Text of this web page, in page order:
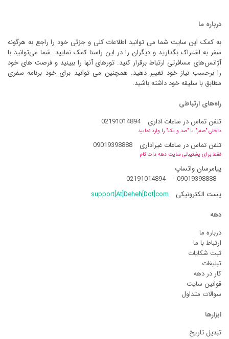
درباره ما
به کمک این سایت شما می توانید اطلاعات کلی و جزئی خود را راجع به هرگونه
سفر به اشتراک بگذارید و دیگران را در این راستا کمک نمایید. شما می‌توانید با
آژانس‌های مسافرتی ارتباط برقرار کنید. تورهای آنها را ببینید و فرصت های خود
را برحسب نیاز خود تغییر دهید. همچنین می توانید برای خود برنامه سفری
مطابق با سلیقه خود داشته باشید.
راه‌های ارتباطی
تلفن تماس در ساعات اداری
02191014894
داخلی "صفر" یا "صد و یک" را وارد نمایید
تلفن تماس در ساعات غیراداری 09019398888
فقط برای پشتیبانی سایت دهه دات کام
پیامرسان واتساپ
09019398888
-
02191014894
پست الکترونیکی
support[At]Deheh[Dot]com
دهه
درباره ما
ارتباط با ما
ثبت شکایات
تبلیغات
کار در دهه
قوانین سایت
سوالات متداول
ابزارها
تبدیل تاریخ